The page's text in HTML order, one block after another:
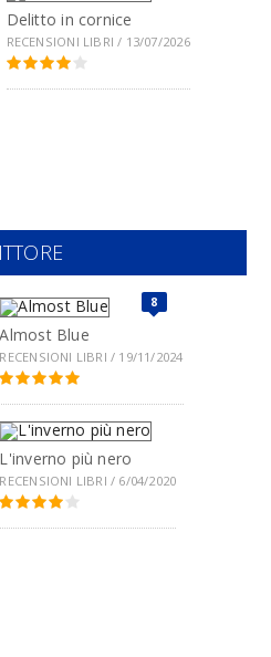
Delitto in cornice
RECENSIONI LIBRI / 13/07/2026
8
Almost Blue
RECENSIONI LIBRI / 19/11/2024
L'inverno più nero
RECENSIONI LIBRI / 6/04/2020